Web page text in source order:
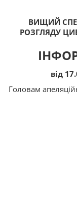
ВИЩИЙ
РОЗГЛЯДУ
від
Головам